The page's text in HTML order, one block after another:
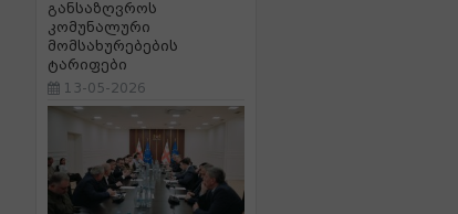
განსაზღვროს
კომუნალური
მომსახურებების
ტარიფები
13-05-2026